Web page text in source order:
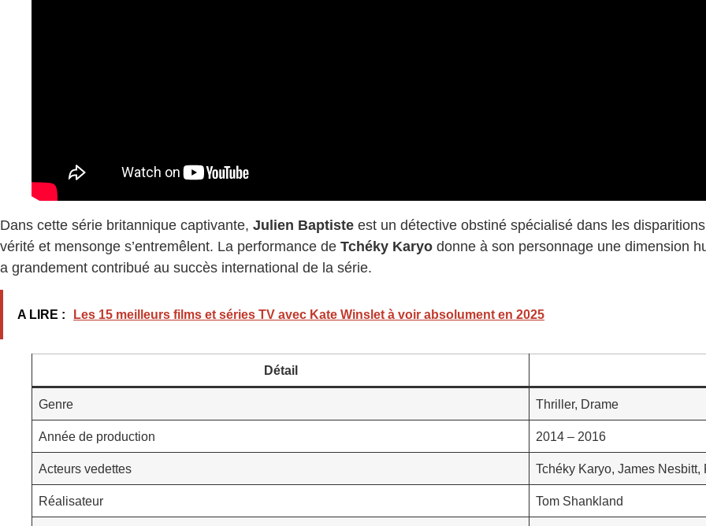
Dans cette série britannique captivante, Julien Baptiste est un détective obstiné spécialisé dans les
vérité et mensonge s’entremêlent. La performance de Tchéky Karyo donne à son personnage une dimension
a grandement contribué au succès international de la série.
A LIRE : Les 15 meilleurs films et séries TV avec Kate Winslet à voir absolument en 2025
Détail
Genre Thriller, Drame
Année de production 2014 – 2016
Acteurs vedettes Tchéky Karyo, James Nesbitt,
Réalisateur Tom Shankland